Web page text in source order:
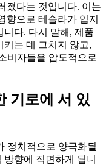
졌다는 것입니다. 이는
향으로 테슬라가 입지
다. 다시 말해, 제품
는 데 그치지 않고,
비자들을 압도적으로
기로에 서 있
정치적으로 양극화될
향에 직면하게 됩니